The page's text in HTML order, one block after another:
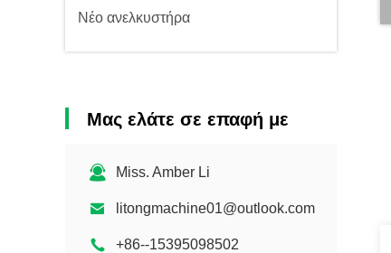
Νέο ανελκυστήρα
Μας ελάτε σε επαφή με
Miss. Amber Li
litongmachine01@outlook.com
+86--15395098502